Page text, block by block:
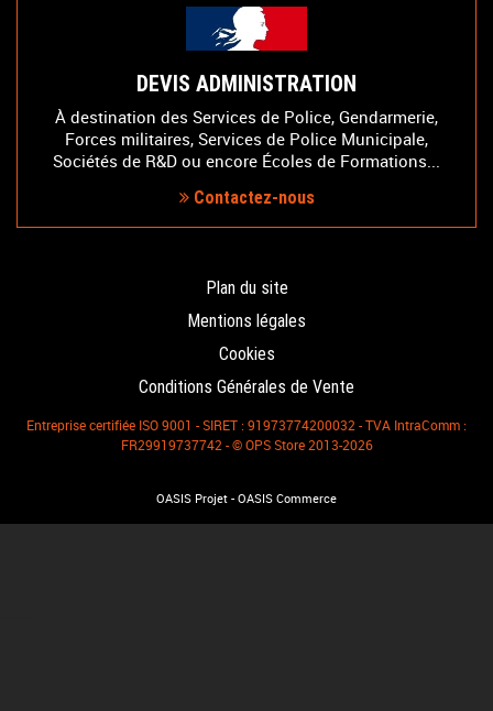
DEVIS ADMINISTRATION
À destination des Services de Police, Gendarmerie,
Forces militaires, Services de Police Municipale,
Sociétés de R&D ou encore Écoles de Formations...
Contactez-nous
Plan du site
Mentions légales
Cookies
Conditions Générales de Vente
Entreprise certifiée ISO 9001 - SIRET : 91973774200032 - TVA IntraComm :
FR29919737742 - © OPS Store 2013-2026
OASIS Projet - OASIS Commerce